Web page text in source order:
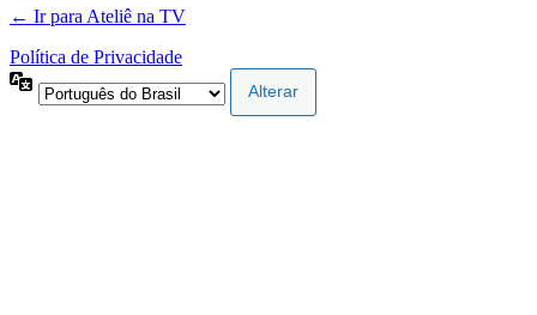
← Ir para Ateliê na TV
Política de Privacidade